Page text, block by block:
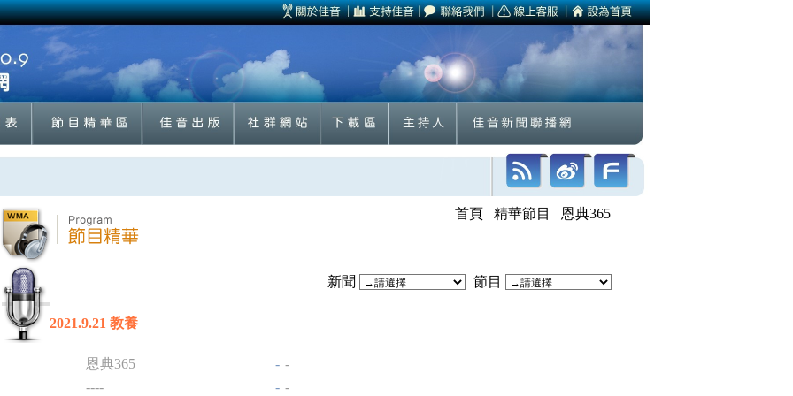
首頁 精華節目 恩典365
新聞 節目
2021.9.21 教養
恩典365 - -
----
- -